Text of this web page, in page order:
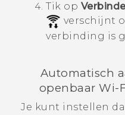
Tik op
verschijnt
verbinding is
Automatisch
openbaar Wi‍-
Je kunt instellen